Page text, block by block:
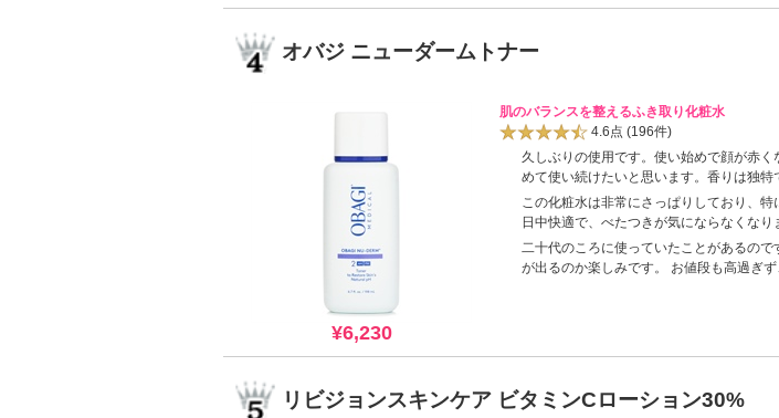
オバジ ニューダームトナー
¥6,230
肌のバランスを整えるふき取り化粧水
4.6点 (196件)
久しぶりの使用です。使い始めで顔が赤
めて使い続けたいと思います。香りは独特
この化粧水は非常にさっぱりしており、
日中快適で、べたつきが気にならなくなり
二十代のころに使っていたことがあるの
が出るのか楽しみです。 お値段も高過ぎず
リビジョンスキンケア ビタミンCローション30%